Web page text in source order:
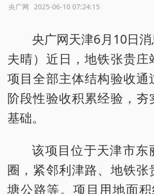
2025-06-10 07:24:15
央广网
央广网天津6月10日
夫晴）近日，地铁张贵庄
项目全部主体结构验收通
阶段性验收积累经验，夯
基础。
该项目位于天津市东
圈，紧邻利津路、地铁张
塘公路等。项目用地面